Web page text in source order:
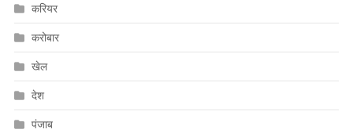
करियर
करोबार
खेल
देश
पंजाब